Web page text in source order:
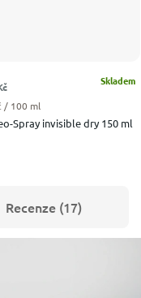
Spray invisible dry 150 ml
Skladem
/ 100 ml
Recenze (17)